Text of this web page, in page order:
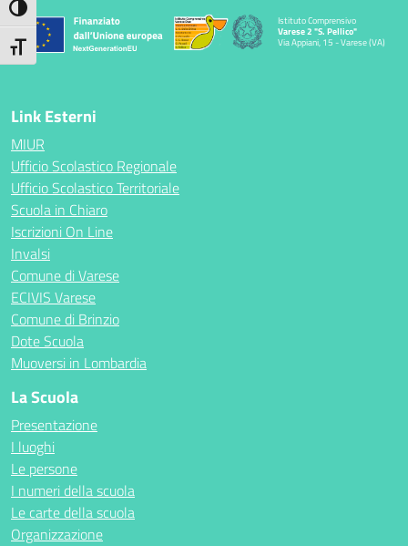
Attiva/disattiva alto contrasto
Attiva/disattiva dimensione testo
Istituto Comprensivo
Varese 2 "S. Pellico"
Via Appiani, 15 - Varese (VA)
Link Esterni
MIUR
Ufficio Scolastico Regionale
Ufficio Scolastico Territoriale
Scuola in Chiaro
Iscrizioni On Line
Invalsi
Comune di Varese
ECIVIS Varese
Comune di Brinzio
Dote Scuola
Muoversi in Lombardia
La Scuola
Presentazione
I luoghi
Le persone
I numeri della scuola
Le carte della scuola
Organizzazione